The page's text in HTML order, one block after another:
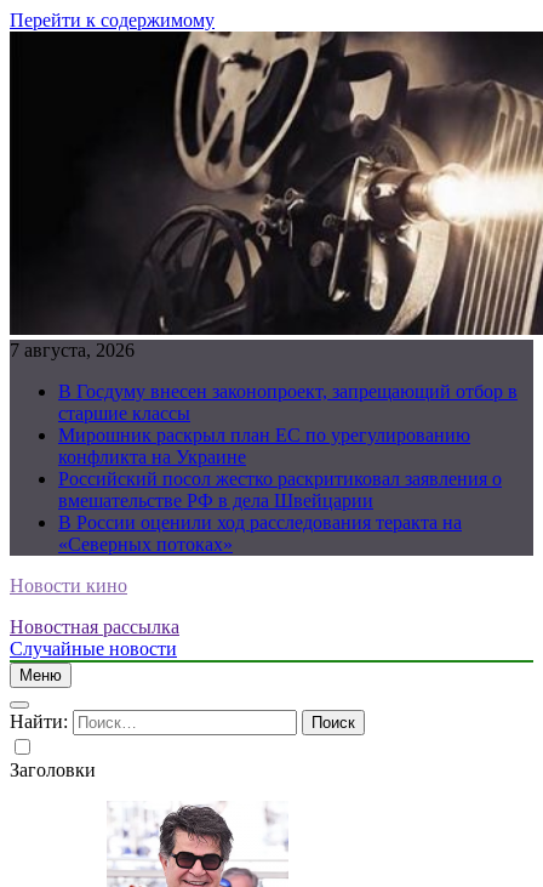
Перейти к содержимому
7 августа, 2026
В Госдуму внесен законопроект, запрещающий отбор в
старшие классы
Мирошник раскрыл план ЕС по урегулированию
конфликта на Украине
Российский посол жестко раскритиковал заявления о
вмешательстве РФ в дела Швейцарии
В России оценили ход расследования теракта на
«Северных потоках»
Новости кино
Новостная рассылка
Случайные новости
Меню
Найти:
Заголовки